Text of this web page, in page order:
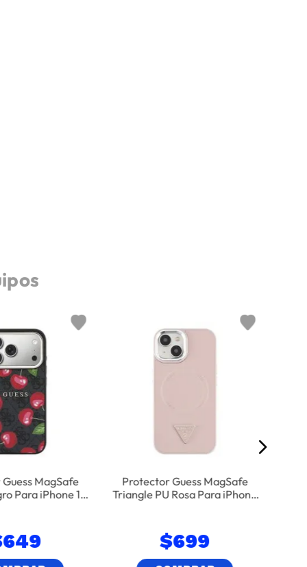
MagSafe
Para iPhone 17
649
Protector Guess MagSafe
Triangle PU Rosa Para iPhone
$699